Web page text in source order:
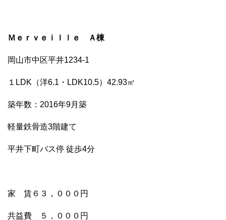
k
Ｍｅｒｖｅｉｌｌｅ Ａ棟
岡山市中区平井1234-1
１LDK（洋6.1・LDK10.5）42.93㎡
築年数：2016年9月築
軽量鉄骨造3階建て
平井下町バス停 徒歩4分
家 賃６３，０００円
共益費 ５，０００円